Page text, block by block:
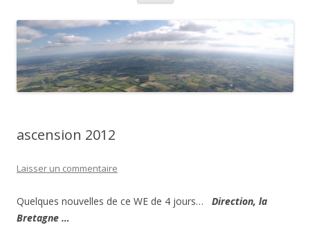
contenu
ascension 2012
Laisser un commentaire
Quelques nouvelles de ce WE de 4 jours… Direction, la
Bretagne …